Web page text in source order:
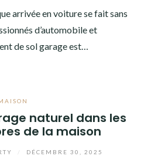
arrivée en voiture se fait sans
d’automobile et
de sol garage est…
naturel dans les
de la maison
DÉCEMBRE 30, 2025